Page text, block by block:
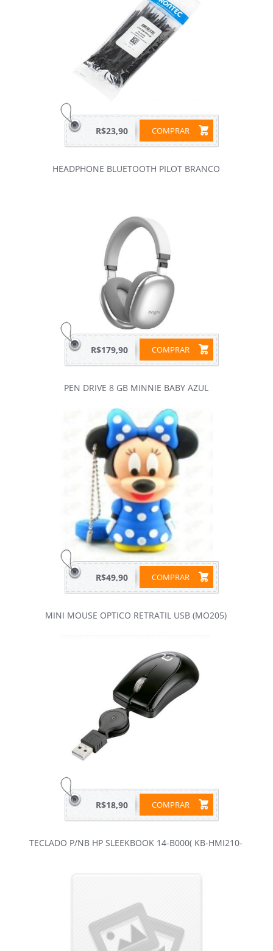
COMPRAR
R$23,90
HEADPHONE BLUETOOTH PILOT BRANCO
COMPRAR
R$179,90
PEN DRIVE 8 GB MINNIE BABY AZUL
COMPRAR
R$49,90
MINI MOUSE OPTICO RETRATIL USB (MO205)
COMPRAR
R$18,90
TECLADO P/NB HP SLEEKBOOK 14-B000( KB-HMI210-